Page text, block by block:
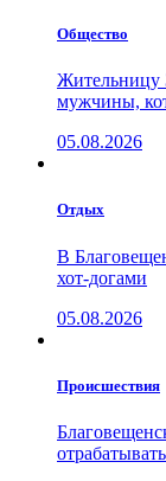
Общество
Жительницу
мужчины,
05.08.2026
Отдых
В
хот-догами
05.08.2026
Проиcшествия